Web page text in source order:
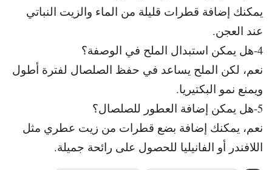
يمكنك إضافة قطرات قليلة من الماء والزيت النباتي
عند العجن.
4-هل يمكن استبدال الملح في الوصفة؟
نعم، لكن الملح يساعد في حفظ الصلصال لفترة أطول
ويمنع نمو البكتيريا.
5-هل يمكن إضافة العطور للصلصال؟
نعم، يمكنك إضافة بضع قطرات من زيت عطري مثل
اللافندر أو الفانيليا للحصول على رائحة جميلة.